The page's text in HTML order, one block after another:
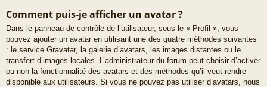
Comment puis-je afficher un avatar ?
Dans le panneau de contrôle de l’utilisateur, sous le « Profil », vous
pouvez ajouter un avatar en utilisant une des quatre méthodes suivantes
: le service Gravatar, la galerie d’avatars, les images distantes ou le
transfert d’images locales. L’administrateur du forum peut choisir d’activer
ou non la fonctionnalité des avatars et des méthodes qu’il veut rendre
disponible aux utilisateurs. Si vous ne pouvez pas utiliser d’avatars, nous